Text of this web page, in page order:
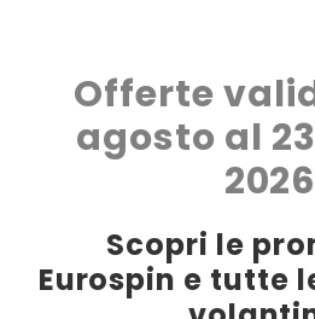
Offerte
agosto al
2026
Scopri le
Eurospin e tutte